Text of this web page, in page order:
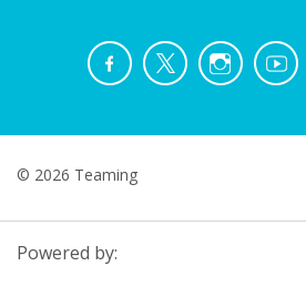
© 2026 Teaming
Powered by: